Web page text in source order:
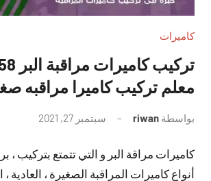
كاميرات
تركيب
معلم تركيب كاميرا مراقبه
بواسطة riwan سبتمبر 27, 2021
تعليقات
كاميرات مراقة البر و التي تتمتع بتركيب ،
أنواع كاميرات المراقبة الصغيرة ، العادية ،